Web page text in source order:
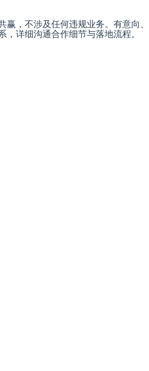
，不涉及任何违规业务。有意向、
详细沟通合作细节与落地流程。